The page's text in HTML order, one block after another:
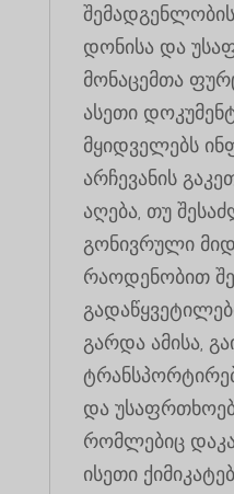
დონისა და
მონაცემთა
ასეთი
მყიდველებს
არჩევანის
აღება, თუ
გონივრული
რაოდენობით
გარდა ამისა,
და
რომლებიც
ისეთი